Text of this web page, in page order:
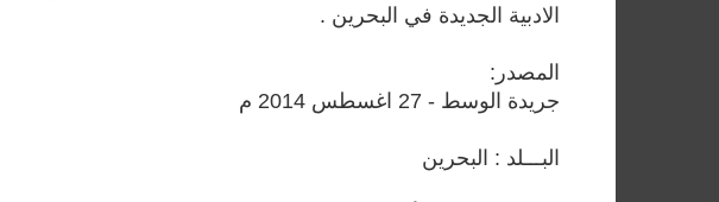
الادبية الجديدة في البحرين .
المصدر:
جريدة الوسط - 27 اغسطس 2014 م
البـــلد : البحرين